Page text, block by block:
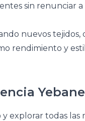
sin renunciar
nuevos
rendimiento y
Yebane
explorar todas